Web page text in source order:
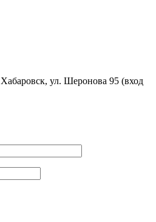
Хабаровск, ул. Шеронова 95 (вход